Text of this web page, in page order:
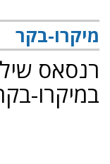
מיקרו-בקר
רנסאס
במיקרו-